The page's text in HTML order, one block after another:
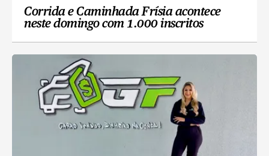
Corrida e Caminhada Frísia acontece
neste domingo com 1.000 inscritos